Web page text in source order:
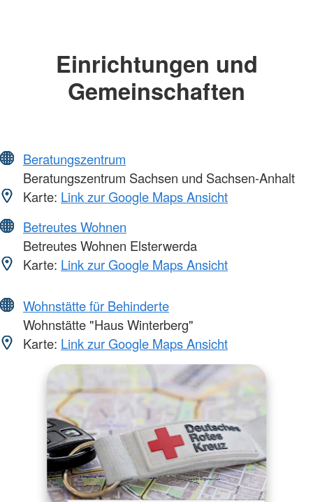
Einrichtungen und
Gemeinschaften
Beratungszentrum
Beratungszentrum Sachsen und Sachsen-Anhalt
Karte: Link zur Google Maps Ansicht
Betreutes Wohnen
Betreutes Wohnen Elsterwerda
Karte: Link zur Google Maps Ansicht
Wohnstätte für Behinderte
Wohnstätte "Haus Winterberg"
Karte: Link zur Google Maps Ansicht